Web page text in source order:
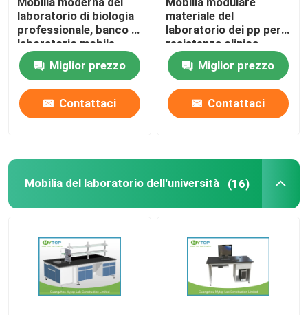
cappa di laboratorio
Piano di lavoro dell'epossiresina
Attrezzatura di laboratorio della stanza pulita
gabinetto di stoccaggio del laboratorio
Governo di sicurezza biologico
laboratorio di biologia
professionale, banco di
laboratorio mobile
Miglior prezzo
Contattaci
materiale del
laboratorio dei pp per
resistenza clinica
dell'alcali dell'ospedale
Miglior prezzo
Contattaci
Mobilia del laboratorio dell'università (16)